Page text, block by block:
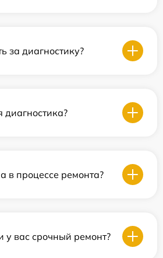
за диагностику?
диагностика?
в процессе ремонта?
у вас срочный ремонт?